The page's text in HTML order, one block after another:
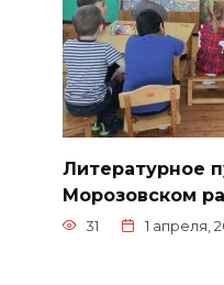
Литературное
Морозовском
31 1 апреля,